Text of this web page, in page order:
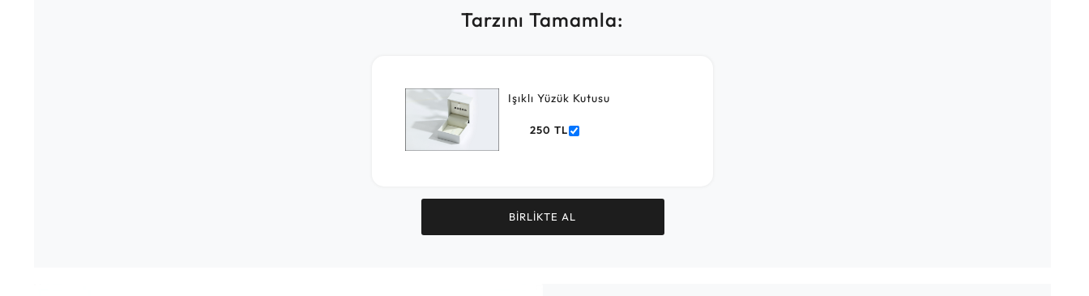
Tarzını Tamamla:
Işıklı Yüzük Kutusu
250 TL
BİRLİKTE AL